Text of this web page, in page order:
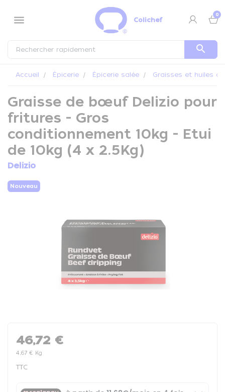
menu Colichef
0
search
Accueil Épicerie Épicerie salée Graisses et huiles
Graisse de bœuf Delizio pour
fritures - Gros
conditionnement 10kg - Etui
de 10kg (4 x 2.5Kg)
Delizio
Nouveau
46,72 €
4,67 € Kg
TTC